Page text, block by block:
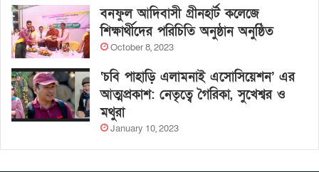
বনফুল আদিবাসী গ্রীনহার্ট কলেজে
শিক্ষার্থীদের পরিচিতি অনুষ্ঠান অনুষ্ঠিত
October 8, 2023
‘চবি পাহাড়ি এলামনাই এসোসিয়েশন’ এর
আত্মপ্রকাশ: নেতৃত্বে গৈরিকা, সুখেশ্বর ও
মথুরা
January 10, 2023